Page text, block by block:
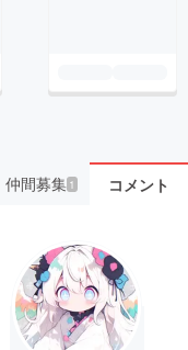
仲間募集 1 コメント